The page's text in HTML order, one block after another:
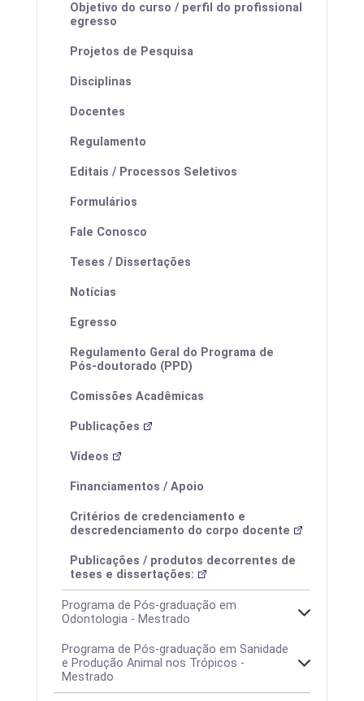
Calendários
Educacionais
Objetivo do curso / perfil do profissional
egresso
Projetos de Pesquisa
Disciplinas
Docentes
Regulamento
Editais / Processos Seletivos
Formulários
Fale Conosco
Teses / Dissertações
Notícias
Egresso
Regulamento Geral do Programa de
Pós-doutorado (PPD)
Comissões Acadêmicas
Publicações
Vídeos
Financiamentos / Apoio
Critérios de credenciamento e
descredenciamento do corpo docente
Publicações / produtos decorrentes de
teses e dissertações:
Programa de Pós-graduação em
Odontologia - Mestrado
Programa de Pós-graduação em Sanidade
e Produção Animal nos Trópicos -
Mestrado